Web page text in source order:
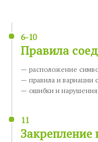
6-10
Правила
— расположение
— правила и вариации
— ошибки и нарушения
11
Закрепление